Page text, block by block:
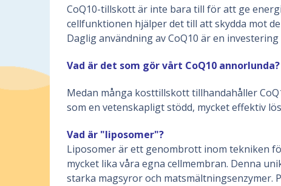
CoQ10-tillskott är inte bara till för att ge
cellfunktionen hjälper det till att skydda mot
Daglig användning av CoQ10 är en
Vad är det som gör vårt CoQ10 annorlunda?
Medan många kosttillskott tillhandahåller
som en vetenskapligt stödd, mycket effektiv
Vad är "liposomer"?
Liposomer är ett genombrott inom tekniken
mycket lika våra egna cellmembran. Denna
starka magsyror och matsmältningsenzymer.